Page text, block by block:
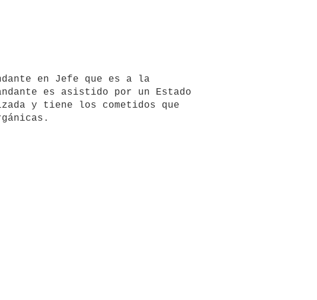
es asistido por un Estado
y tiene los cometidos que